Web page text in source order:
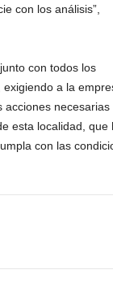
con los análisis”,
con todos los
a la
acciones necesarias
esta localidad, que
con las